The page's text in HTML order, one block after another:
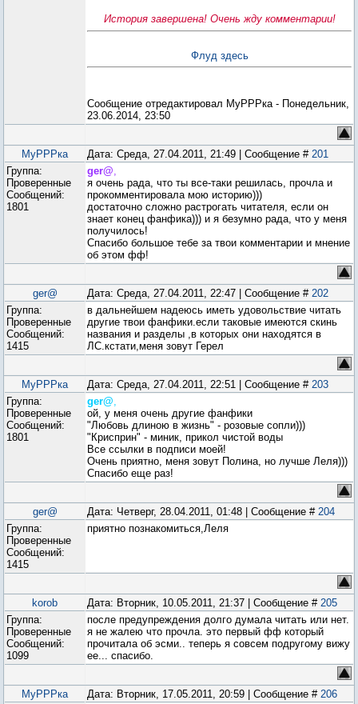
История завершена! Очень жду комментарии!
Флуд здесь
Сообщение отредактировал МуРРРка - Понедельник,
23.06.2014, 23:50
МуРРРка Дата: Среда, 27.04.2011, 21:49 | Сообщение # 201
Группа:
Проверенные
Сообщений:
1801
ger@,
я очень рада, что ты все-таки решилась, прочла и
прокомментировала мою историю)))
достаточно сложно растрогать читателя, если он
знает конец фанфика))) и я безумно рада, что у меня
получилось!
Спасибо большое тебе за твои комментарии и мнение
об этом фф!
ger@ Дата: Среда, 27.04.2011, 22:47 | Сообщение # 202
Группа:
Проверенные
Сообщений:
1415
в дальнейшем надеюсь иметь удовольствие читать
другие твои фанфики.если таковые имеются скинь
названия и разделы ,в которых они находятся в
ЛС.кстати,меня зовут Герел
МуРРРка Дата: Среда, 27.04.2011, 22:51 | Сообщение # 203
Группа:
Проверенные
Сообщений:
1801
ger@,
ой, у меня очень другие фанфики
"Любовь длиною в жизнь" - розовые сопли)))
"Крисприн" - миник, прикол чистой воды
Все ссылки в подписи моей!
Очень приятно, меня зовут Полина, но лучше Леля)))
Спасибо еще раз!
ger@ Дата: Четверг, 28.04.2011, 01:48 | Сообщение # 204
Группа:
Проверенные
Сообщений:
1415
приятно познакомиться,Леля
korob Дата: Вторник, 10.05.2011, 21:37 | Сообщение # 205
Группа:
Проверенные
Сообщений:
1099
после предупреждения долго думала читать или нет.
я не жалею что прочла. это первый фф который
прочитала об эсми.. теперь я совсем подругому вижу
ее... спасибо.
МуРРРка Дата: Вторник, 17.05.2011, 20:59 | Сообщение # 206